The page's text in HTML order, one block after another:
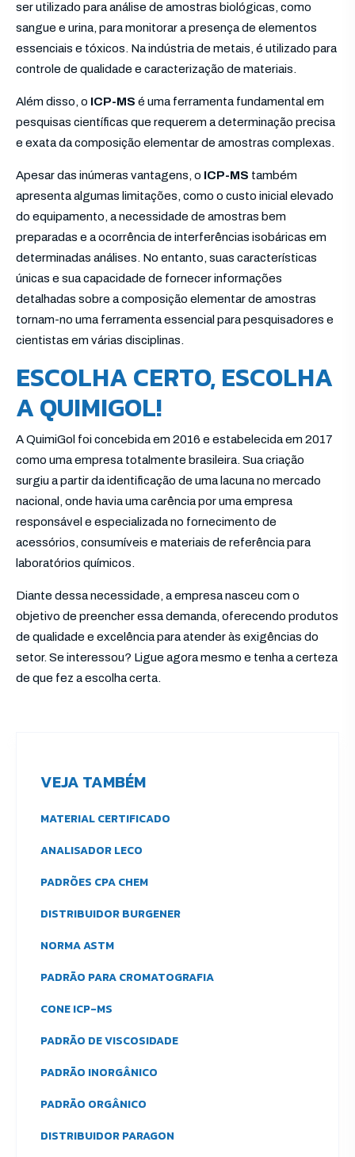
ser utilizado para análise de amostras biológicas, como
sangue e urina, para monitorar a presença de elementos
essenciais e tóxicos. Na indústria de metais, é utilizado para
controle de qualidade e caracterização de materiais.
Além disso, o ICP-MS é uma ferramenta fundamental em
pesquisas científicas que requerem a determinação precisa
e exata da composição elementar de amostras complexas.
Apesar das inúmeras vantagens, o ICP-MS também
apresenta algumas limitações, como o custo inicial elevado
do equipamento, a necessidade de amostras bem
preparadas e a ocorrência de interferências isobáricas em
determinadas análises. No entanto, suas características
únicas e sua capacidade de fornecer informações
detalhadas sobre a composição elementar de amostras
tornam-no uma ferramenta essencial para pesquisadores e
cientistas em várias disciplinas.
ESCOLHA CERTO, ESCOLHA
A QUIMIGOL!
A QuimiGol foi concebida em 2016 e estabelecida em 2017
como uma empresa totalmente brasileira. Sua criação
surgiu a partir da identificação de uma lacuna no mercado
nacional, onde havia uma carência por uma empresa
responsável e especializada no fornecimento de
acessórios, consumíveis e materiais de referência para
laboratórios químicos.
Diante dessa necessidade, a empresa nasceu com o
objetivo de preencher essa demanda, oferecendo produtos
de qualidade e excelência para atender às exigências do
setor. Se interessou? Ligue agora mesmo e tenha a certeza
de que fez a escolha certa.
VEJA TAMBÉM
MATERIAL CERTIFICADO
ANALISADOR LECO
PADRÕES CPA CHEM
DISTRIBUIDOR BURGENER
NORMA ASTM
PADRÃO PARA CROMATOGRAFIA
CONE ICP-MS
PADRÃO DE VISCOSIDADE
PADRÃO INORGÂNICO
PADRÃO ORGÂNICO
DISTRIBUIDOR PARAGON